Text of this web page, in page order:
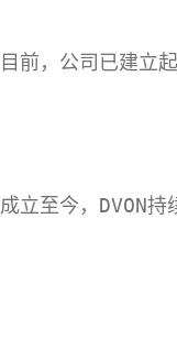
目前，公司已建立
成立至今，DVON